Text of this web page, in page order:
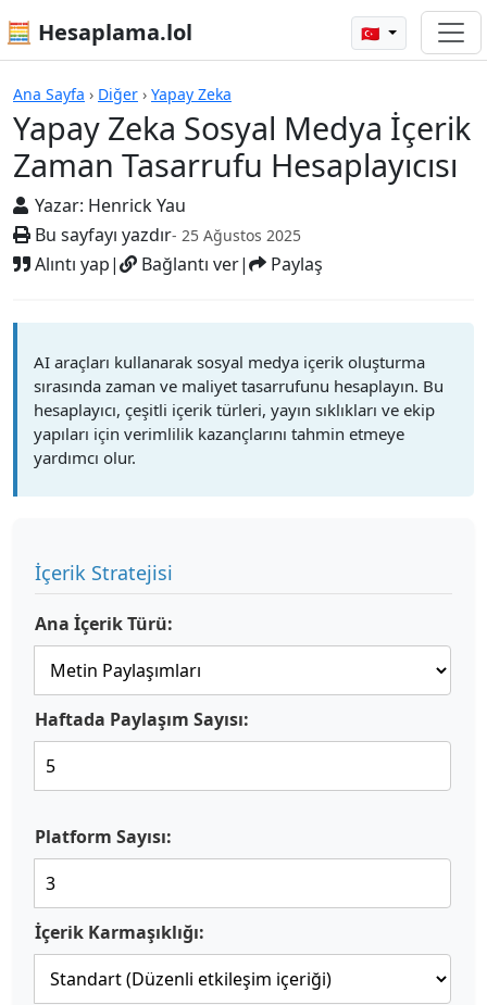
🧮 Hesaplama.lol 🇹🇷
Ana Sayfa › Diğer › Yapay Zeka
Yapay Zeka Sosyal Medya İçerik
Zaman Tasarrufu Hesaplayıcısı
Yazar: Henrick Yau
Bu sayfayı yazdır- 25 Ağustos 2025
Alıntı yap| Bağlantı ver| Paylaş
Hesap Makineleri
AI araçları kullanarak sosyal medya içerik oluşturma
sırasında zaman ve maliyet tasarrufunu hesaplayın. Bu
hesaplayıcı, çeşitli içerik türleri, yayın sıklıkları ve ekip
yapıları için verimlilik kazançlarını tahmin etmeye
yardımcı olur.
İçerik Stratejisi
Ana İçerik Türü:
Haftada Paylaşım Sayısı:
Platform Sayısı:
İçerik Karmaşıklığı: